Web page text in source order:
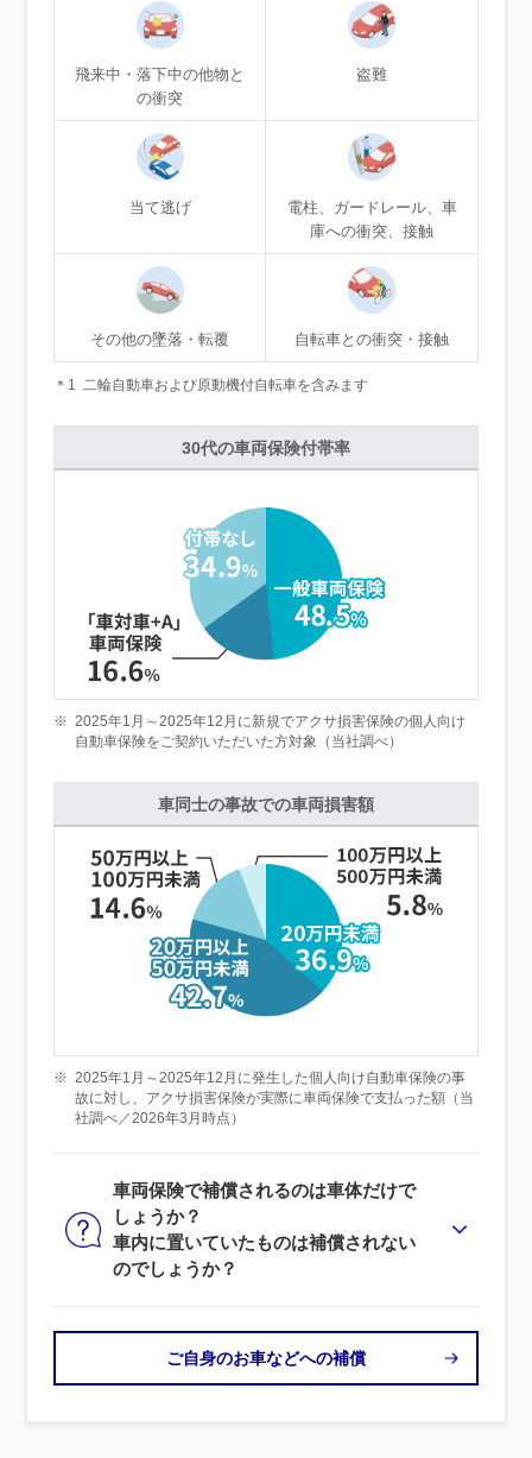
飛来中・落下中の他物と
の衝突
盗難
当て逃げ
電柱、ガードレール、車
庫への衝突、接触
その他の墜落・転覆 自転車との衝突・接触
＊1 二輪自動車および原動機付自転車を含みます
30代の車両保険付帯率
※ 2025年1月～2025年12月に新規でアクサ損害保険の個人向け
自動車保険をご契約いただいた方対象（当社調べ）
車同士の事故での車両損害額
※ 2025年1月～2025年12月に発生した個人向け自動車保険の事
故に対し、アクサ損害保険が実際に車両保険で支払った額（当
社調べ／2026年3月時点）
車両保険で補償されるのは車体だけで
しょうか？
車内に置いていたものは補償されない
のでしょうか？
ご自身のお車などへの補償